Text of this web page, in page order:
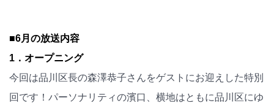
■6月の放送内容
1．オープニング
今回は品川区長の森澤恭子さんをゲストにお迎えした特別
回です！パーソナリティの濱口、横地はともに品川区にゆ